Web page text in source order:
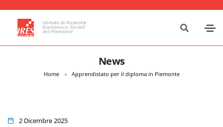
News
Home Apprendistato per il diploma in Piemonte
2 Dicembre 2025